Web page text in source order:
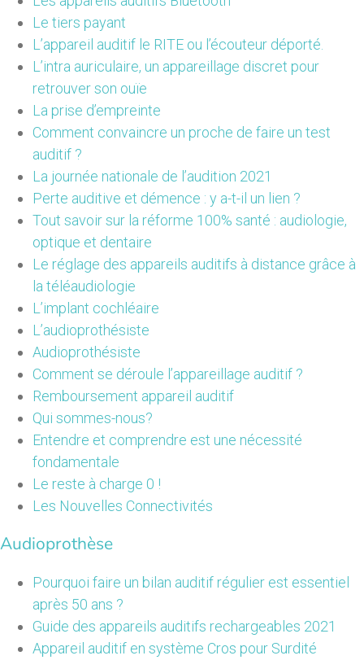
Le tiers payant
L’appareil auditif le RITE ou l’écouteur déporté.
L’intra auriculaire, un appareillage discret pour
retrouver son ouïe
La prise d’empreinte
Comment convaincre un proche de faire un test
auditif ?
La journée nationale de l’audition 2021
Perte auditive et démence : y a-t-il un lien ?
Tout savoir sur la réforme 100% santé : audiologie,
optique et dentaire
Le réglage des appareils auditifs à distance grâce à
la téléaudiologie
L’implant cochléaire
L’audioprothésiste
Audioprothésiste
Comment se déroule l’appareillage auditif ?
Remboursement appareil auditif
Qui sommes-nous?
Entendre et comprendre est une nécessité
fondamentale
Le reste à charge 0 !
Les Nouvelles Connectivités
Audioprothèse
Pourquoi faire un bilan auditif régulier est essentiel
après 50 ans ?
Guide des appareils auditifs rechargeables 2021
Appareil auditif en système Cros pour Surdité